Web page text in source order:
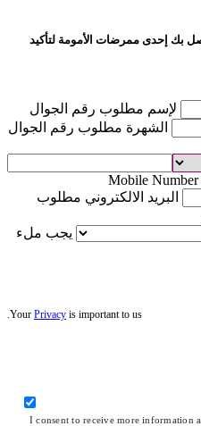
بك إحدى ممرضات الأمومة لتأكيد
لإسم مطلوب رقم الجوال
الشهرة مطلوب رقم الجوال
Mobile Number
البريد الالكتروني مطلوب
يجب ملء
Your Privacy is important to us.
I consent to receive more information